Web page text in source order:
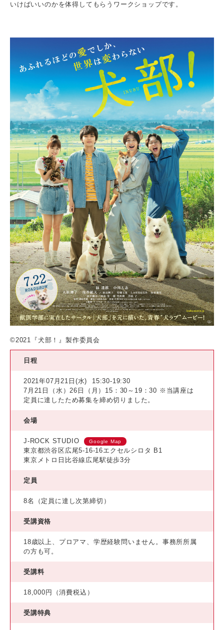
いけばいいのかを体得してもらうワークショップです。
©2021『犬部！』製作委員会
日程
2021年07月21日(水)
15:30-19:30
7月21日（水）26日（月）15：30～19：30 ※当講座は
定員に達したため募集を締め切りました。
会場
J-ROCK STUDIO Google Map
東京都渋谷区広尾5-16-16エクセルシロタ B1
東京メトロ日比谷線広尾駅徒歩3分
定員
8名（定員に達し次第締切）
受講資格
18歳以上、プロアマ、学歴経験問いません。事務所所属
の方も可。
受講料
18,000円（消費税込）
受講特典